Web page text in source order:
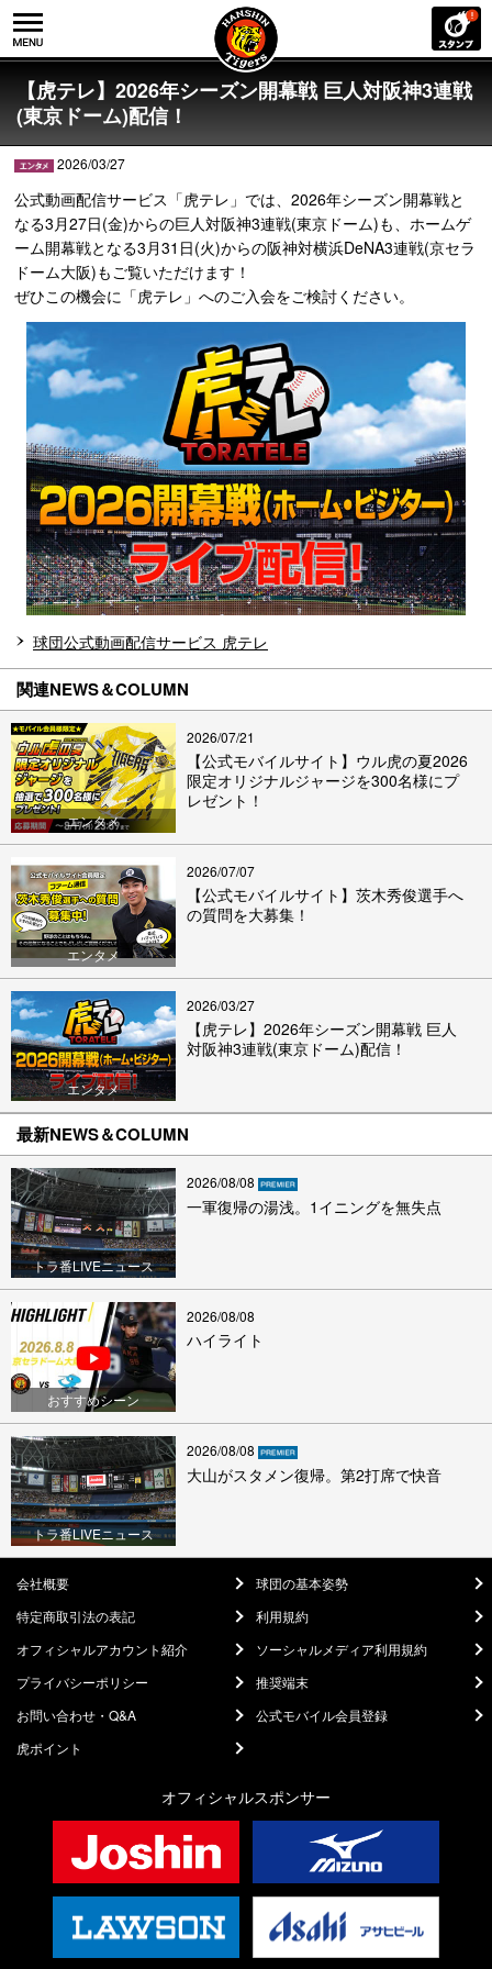
【虎テレ】2026年シーズン開幕戦 巨人対阪神3連戦
(東京ドーム)配信！
2026/03/27
公式動画配信サービス「虎テレ」では、2026年シーズン開幕戦と
なる3月27日(金)からの巨人対阪神3連戦(東京ドーム)も、ホームゲ
ーム開幕戦となる3月31日(火)からの阪神対横浜DeNA3連戦(京セラ
ドーム大阪)もご覧いただけます！
ぜひこの機会に「虎テレ」へのご入会をご検討ください。
球団公式動画配信サービス 虎テレ
関連NEWS＆COLUMN
エンタメ
2026/07/21
【公式モバイルサイト】ウル虎の夏2026
限定オリジナルジャージを300名様にプ
レゼント！
エンタメ
2026/07/07
【公式モバイルサイト】茨木秀俊選手へ
の質問を大募集！
エンタメ
2026/03/27
【虎テレ】2026年シーズン開幕戦 巨人
対阪神3連戦(東京ドーム)配信！
最新NEWS＆COLUMN
トラ番LIVEニュース
2026/08/08
一軍復帰の湯浅。1イニングを無失点
おすすめシーン
2026/08/08
ハイライト
トラ番LIVEニュース
2026/08/08
大山がスタメン復帰。第2打席で快音
会社概要
球団の基本姿勢
特定商取引法の表記
利用規約
オフィシャルアカウント紹介
ソーシャルメディア利用規約
プライバシーポリシー
推奨端末
お問い合わせ・Q&A
公式モバイル会員登録
虎ポイント
オフィシャルスポンサー